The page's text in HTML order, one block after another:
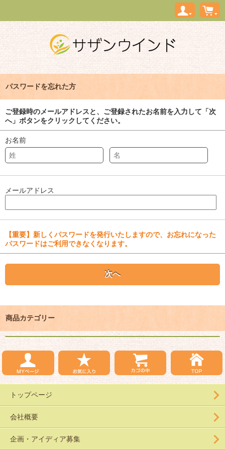
パスワードを忘れた方
ご登録時のメールアドレスと、ご登録されたお名前を入力して「次
へ」ボタンをクリックしてください。
お名前
メールアドレス
【重要】新しくパスワードを発行いたしますので、お忘れになった
パスワードはご利用できなくなります。
商品カテゴリー
トップページ
会社概要
企画・アイディア募集